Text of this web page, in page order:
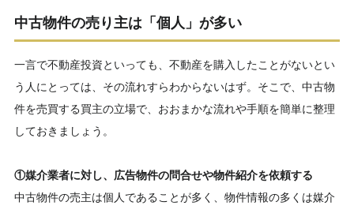
中古物件の売り主は「個人」が多い
一言で不動産投資といっても、不動産を購入したことがないとい
う人にとっては、その流れすらわからないはず。そこで、中古物
件を売買する買主の立場で、おおまかな流れや手順を簡単に整理
しておきましょう。
①媒介業者に対し、広告物件の問合せや物件紹介を依頼する
中古物件の売主は個人であることが多く、物件情報の多くは媒介